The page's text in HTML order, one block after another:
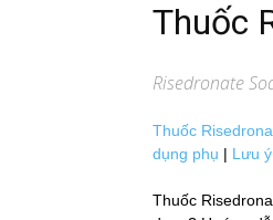
Thuốc
Risedronate
Thuốc
dụng phụ | Lưu ý
Thuốc